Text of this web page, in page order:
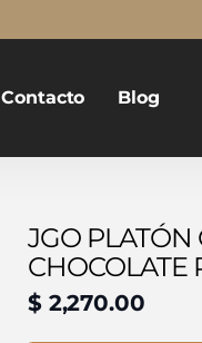
Contacto Blog
JGO
CHOCOLATE
$ 2,270.00